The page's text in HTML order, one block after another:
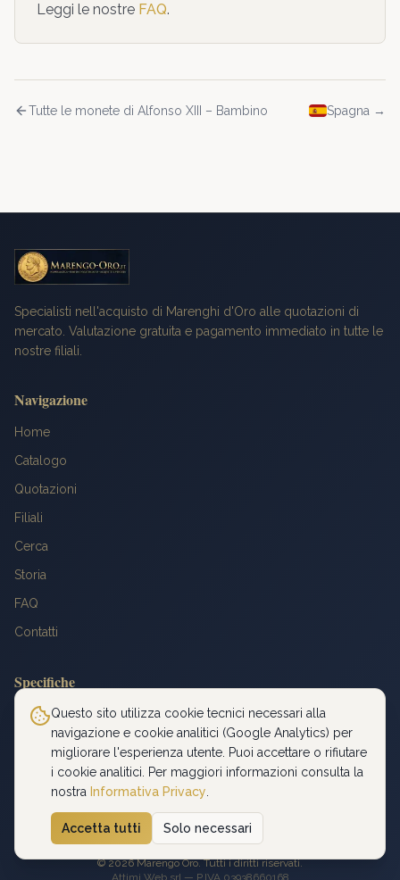
Leggi le nostre FAQ.
Tutte le monete di Alfonso XIII – Bambino Spagna →
Specialisti nell'acquisto di Marenghi d'Oro alle quotazioni di
mercato. Valutazione gratuita e pagamento immediato in tutte le
nostre filiali.
Navigazione
Home
Catalogo
Quotazioni
Filiali
Cerca
Storia
FAQ
Contatti
Specifiche
Peso: 6,4516 g
Titolo: 900‰
Diametro: 21 mm
©2026Marengo Oro. Tutti i diritti riservati.
Attimi Web srl — P.IVA 03938660168
Questo sito utilizza cookie tecnici necessari alla
navigazione e cookie analitici (Google Analytics) per
migliorare l'esperienza utente. Puoi accettare o rifiutare
i cookie analitici. Per maggiori informazioni consulta la
nostra Informativa Privacy
Accetta tutti Solo necessari